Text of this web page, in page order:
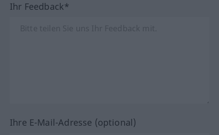
Ihr Feedback*
Ihre E-Mail-Adresse (optional)